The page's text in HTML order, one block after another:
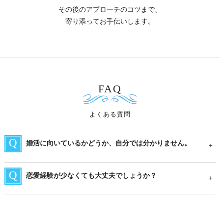
その後のアプローチのコツまで、
寄り添ってお手伝いします。
よくある質問
FAQ
婚活に向いているかどうか、自分では分かりません。
恋愛経験が少なくても大丈夫でしょうか？